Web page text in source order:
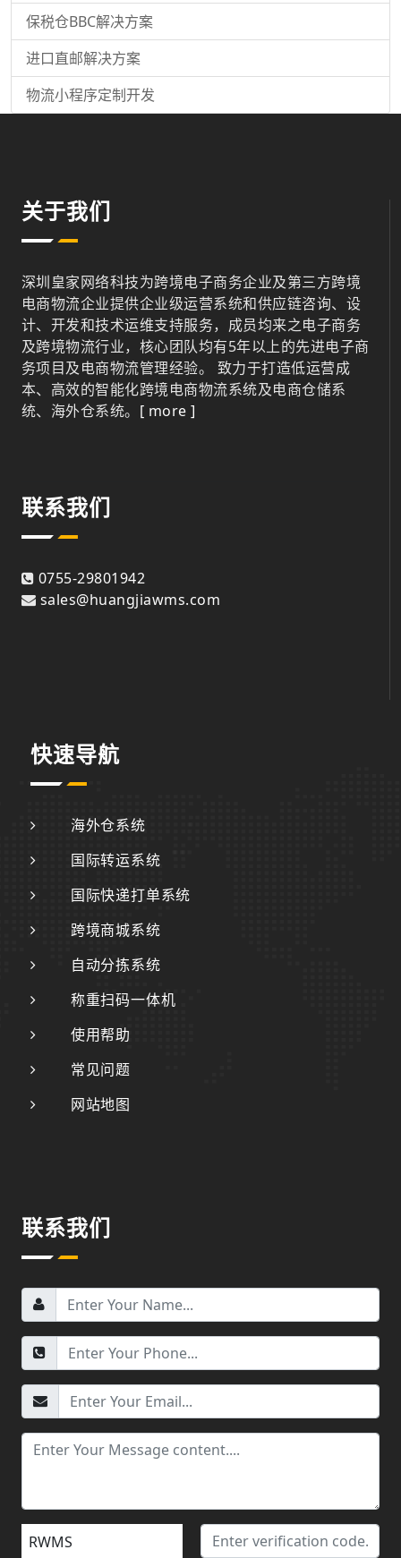
保税仓BBC解决方案
进口直邮解决方案
物流小程序定制开发
关于我们
深圳皇家网络科技为跨境电子商务企业及第三方跨境
电商物流企业提供企业级运营系统和供应链咨询、设
计、开发和技术运维支持服务，成员均来之电子商务
及跨境物流行业，核心团队均有5年以上的先进电子商
务项目及电商物流管理经验。 致力于打造低运营成
本、高效的智能化跨境电商物流系统及电商仓储系
统、海外仓系统。 [ more ]
联系我们
0755-29801942
sales@huangjiawms.com
快速导航
海外仓系统
国际转运系统
国际快递打单系统
跨境商城系统
自动分拣系统
称重扫码一体机
使用帮助
常见问题
网站地图
联系我们
RWMS